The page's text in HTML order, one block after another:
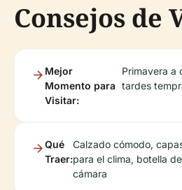
Consejos de
Mejor
Momento para
Visitar:
Primavera a
tardes
Qué
Traer:
Calzado cómodo,
para el clima, botella
cámara